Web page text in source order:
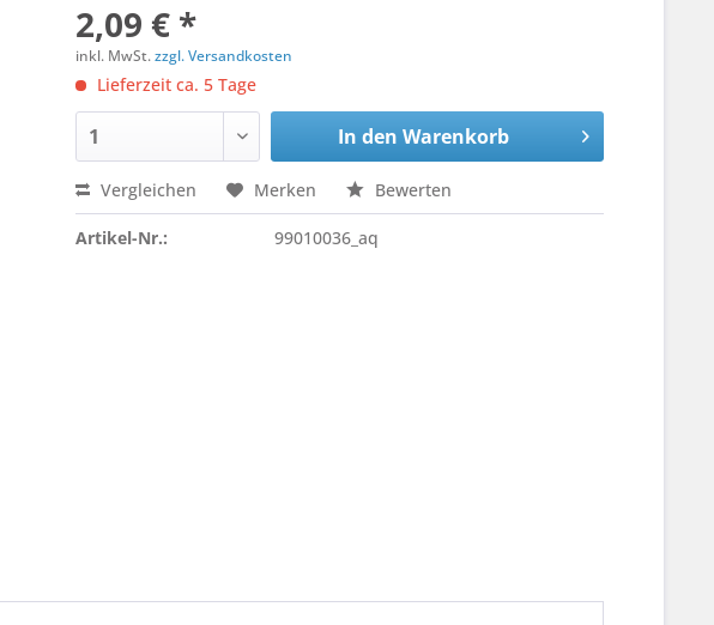
2,09 € *
inkl. MwSt.zzgl. Versandkosten
Lieferzeit ca. 5 Tage
In den Warenkorb
Vergleichen Merken Bewerten
Artikel-Nr.: 99010036_aq